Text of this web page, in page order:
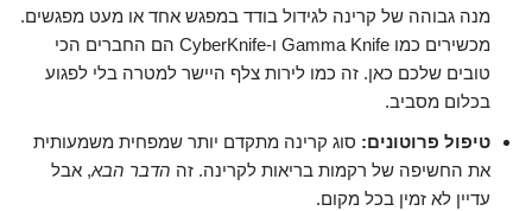
מנה גבוהה של קרינה לגידול בודד במפגש אחד או מעט מפגשים.
מכשירים כמו Gamma Knife ו-CyberKnife הם החברים הכי
טובים שלכם כאן. זה כמו לירות צלף היישר למטרה בלי לפגוע
בכלום מסביב.
טיפול פרוטונים: סוג קרינה מתקדם יותר שמפחית משמעותית
את החשיפה של רקמות בריאות לקרינה. זה הדבר הבא, אבל
עדיין לא זמין בכל מקום.